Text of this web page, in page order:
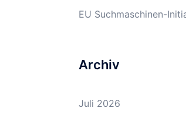
EU Suchmaschinen-
Archiv
Juli 2026